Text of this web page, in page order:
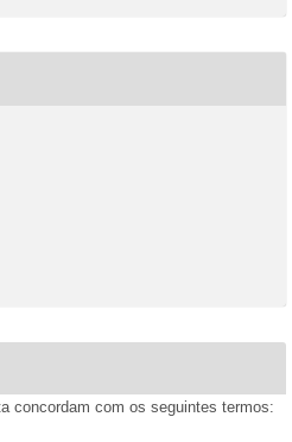
concordam com os seguintes termos: